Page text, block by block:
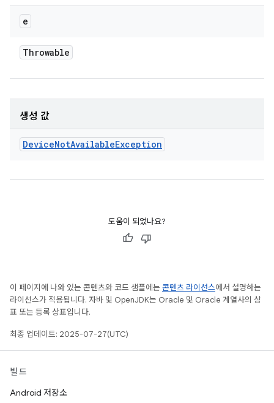
e
Throwable
생성 값
DeviceNotAvailableException
도움이 되었나요?
이 페이지에 나와 있는 콘텐츠와 코드 샘플에는 콘텐츠 라이선스에서 설명하는
라이선스가 적용됩니다. 자바 및 OpenJDK는 Oracle 및 Oracle 계열사의 상
표 또는 등록 상표입니다.
최종 업데이트: 2025-07-27(UTC)
빌드
Android 저장소